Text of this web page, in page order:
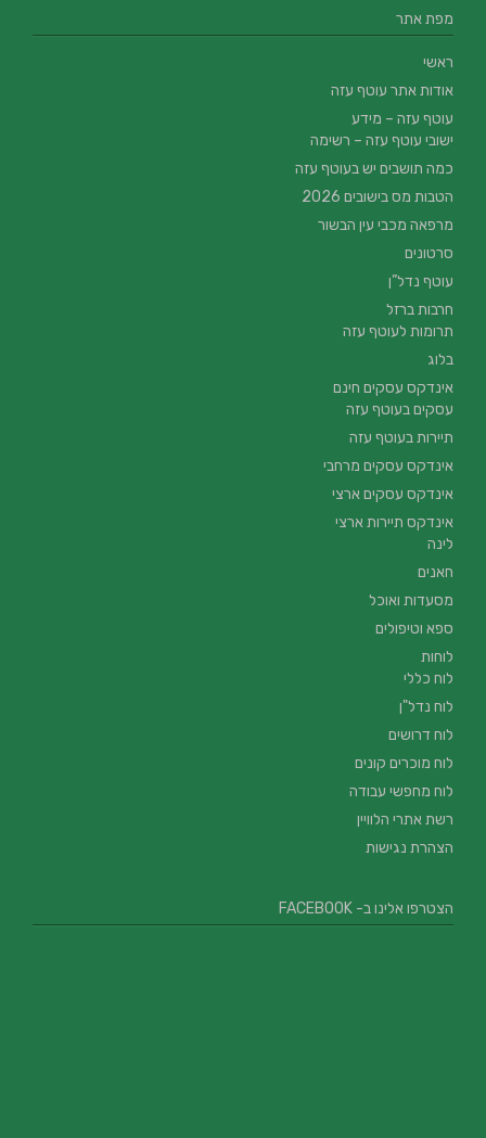
מפת אתר
ראשי
אודות אתר עוטף עזה
עוטף עזה – מידע
ישובי עוטף עזה – רשימה
כמה תושבים יש בעוטף עזה
הטבות מס בישובים 2026
מרפאה מכבי עין הבשור
סרטונים
עוטף נדל”ן
חרבות ברזל
תרומות לעוטף עזה
בלוג
אינדקס עסקים חינם
עסקים בעוטף עזה
תיירות בעוטף עזה
אינדקס עסקים מרחבי
אינדקס עסקים ארצי
אינדקס תיירות ארצי
לינה
חאנים
מסעדות ואוכל
ספא וטיפולים
לוחות
לוח כללי
לוח נדל"ן
לוח דרושים
לוח מוכרים קונים
לוח מחפשי עבודה
רשת אתרי הלוויין
הצהרת נגישות
הצטרפו אלינו ב- FACEBOOK